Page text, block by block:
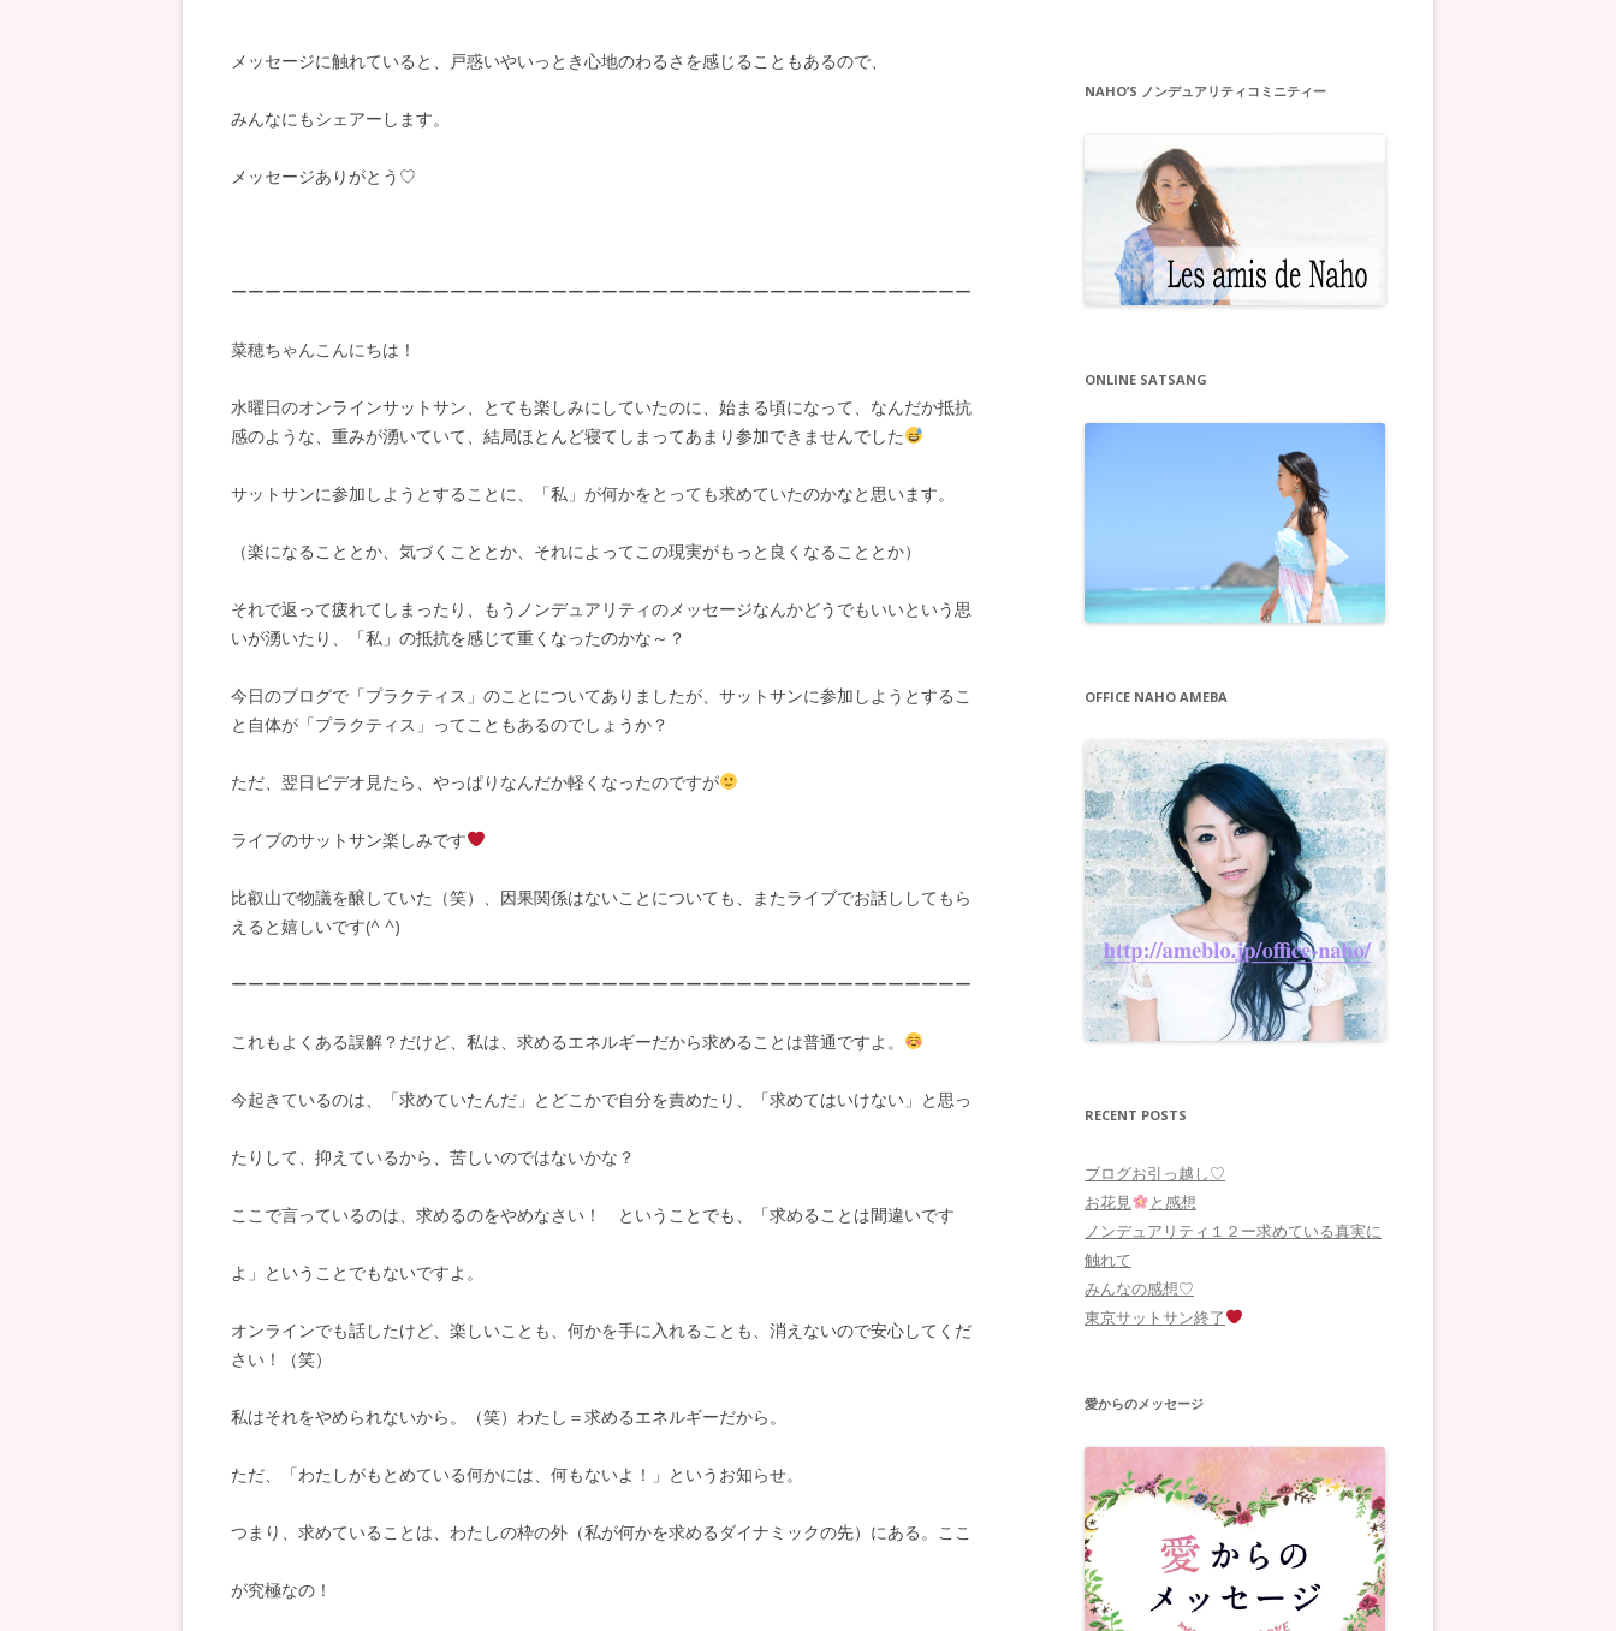
メッセージに触れていると、戸惑いやいっとき心地のわるさを感じることもあるので、
みんなにもシェアーします。
メッセージありがとう♡
ーーーーーーーーーーーーーーーーーーーーーーーーーーーーーーーーーーーーーーーーーーーー
菜穂ちゃんこんにちは！
水曜日のオンラインサットサン、とても楽しみにしていたのに、始まる頃になって、なんだか抵抗
感のような、重みが湧いていて、結局ほとんど寝てしまってあまり参加できませんでした
サットサンに参加しようとすることに、「私」が何かをとっても求めていたのかなと思います。
（楽になることとか、気づくこととか、それによってこの現実がもっと良くなることとか）
それで返って疲れてしまったり、もうノンデュアリティのメッセージなんかどうでもいいという思
いが湧いたり、「私」の抵抗を感じて重くなったのかな～？
今日のブログで「プラクティス」のことについてありましたが、サットサンに参加しようとするこ
と自体が「プラクティス」ってこともあるのでしょうか？
ただ、翌日ビデオ見たら、やっぱりなんだか軽くなったのですが
ライブのサットサン楽しみです
比叡山で物議を醸していた（笑）、因果関係はないことについても、またライブでお話ししてもら
えると嬉しいです(^ ^)
ーーーーーーーーーーーーーーーーーーーーーーーーーーーーーーーーーーーーーーーーーーーー
これもよくある誤解？だけど、私は、求めるエネルギーだから求めることは普通ですよ 。
今起きているのは、「求めていたんだ」とどこかで自分を責めたり、「求めてはいけない」と思っ
たりして、 抑えているから、苦しいのではないかな？
ここで言っているのは、求めるのをやめなさい！ ということでも、「求めることは間違いです
よ」ということでもないですよ。
オンラインでも話したけど、楽しいことも、何かを手に入れることも、消えないので安心してくだ
さい！（笑）
私はそれをやめられないから。（笑）わたし＝求めるエネルギーだから。
ただ、「わたしがもとめている何かには、何もないよ！」というお知らせ。
つまり、求めていることは、わたしの枠の外（私が何かを求めるダイナミックの先）にある。ここ
が究極なの！
NAHO’S ノンデュアリティコミニティー
ONLINE SATSANG
OFFICE NAHO AMEBA
RECENT POSTS
ブログお引っ越し♡
お花見
と感想
ノンデュアリティ１２ー求めている真実に
触れて
みんなの感想♡
東京サットサン終了
愛からのメッセージ